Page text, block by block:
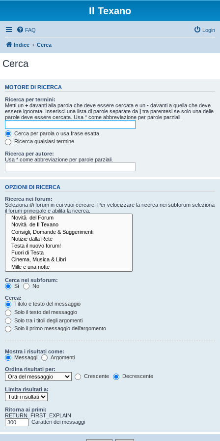
Il Texano
FAQ Login
Indice Cerca
Cerca
MOTORE DI RICERCA
Ricerca per termini:
Metti un + davanti alla parola che deve essere cercata e un - davanti a quella che deve
essere ignorata. Inserisci una lista di parole separate da | tra parentesi se solo una delle
parole deve essere cercata. Usa * come abbreviazione per parole parziali.
Cerca per parola o usa frase esatta
Ricerca qualsiasi termine
Ricerca per autore:
Usa * come abbreviazione per parole parziali.
OPZIONI DI RICERCA
Ricerca nei forum:
Seleziona il/i forum in cui vuoi cercare. Per velocizzare la ricerca nei subforum seleziona
il forum principale e abilita la ricerca.
Cerca nei subforum:
Sì
No
Cerca:
Titolo e testo del messaggio
Solo il testo del messaggio
Solo tra i titoli degli argomenti
Solo il primo messaggio dell’argomento
Mostra i risultati come:
Messaggi
Argomenti
Ordina risultati per:
Crescente
Decrescente
Limita risultati a:
Ritorna ai primi:
RETURN_FIRST_EXPLAIN
Caratteri dei messaggi